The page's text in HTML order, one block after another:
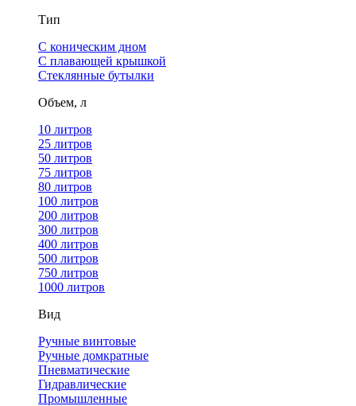
Тип
С коническим дном
С плавающей крышкой
Стеклянные бутылки
Объем, л
10 литров
25 литров
50 литров
75 литров
80 литров
100 литров
200 литров
300 литров
400 литров
500 литров
750 литров
1000 литров
Вид
Ручные винтовые
Ручные домкратные
Пневматические
Гидравлические
Промышленные